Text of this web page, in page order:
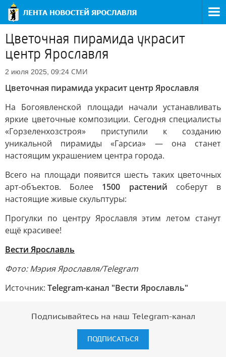
Цветочная пирамида украсит
центр Ярославля
2 июля 2025, 09:24 СМИ
Цветочная пирамида украсит центр Ярославля
На Богоявленской площади начали устанавливать
яркие цветочные композиции. Сегодня специалисты
«Горзеленхозстроя» приступили к созданию
уникальной пирамиды «Гарсиа» — она станет
настоящим украшением центра города.
Всего на площади появится шесть таких цветочных
арт-объектов. Более 1500 растений соберут в
настоящие живые скульптуры:
Прогулки по центру Ярославля этим летом станут
ещё красивее!
Вести Ярославль
Фото: Мэрия Ярославля/Telegram
Источник: Telegram-канал "Вести Ярославль"
Подписывайтесь на наш Telegram-канал
ПОДПИСАТЬСЯ